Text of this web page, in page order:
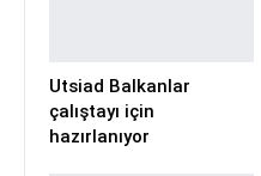
Utsiad Balkanlar
çalıştayı için
hazırlanıyor